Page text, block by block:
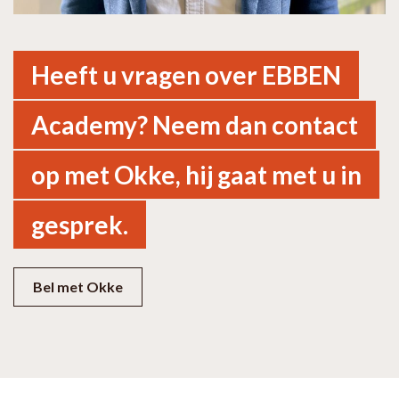
Heeft u vragen over EBBEN
Academy? Neem dan contact
op met Okke, hij gaat met u in
gesprek.
Bel met Okke